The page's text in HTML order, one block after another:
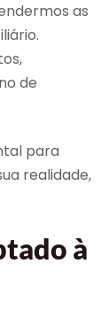
as
de
para
realidade,
à